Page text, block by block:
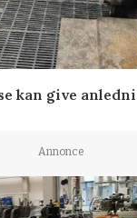
kan give
Annonce